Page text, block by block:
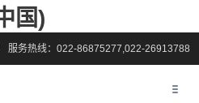
国)
服务热线：022-86875277,022-26913788